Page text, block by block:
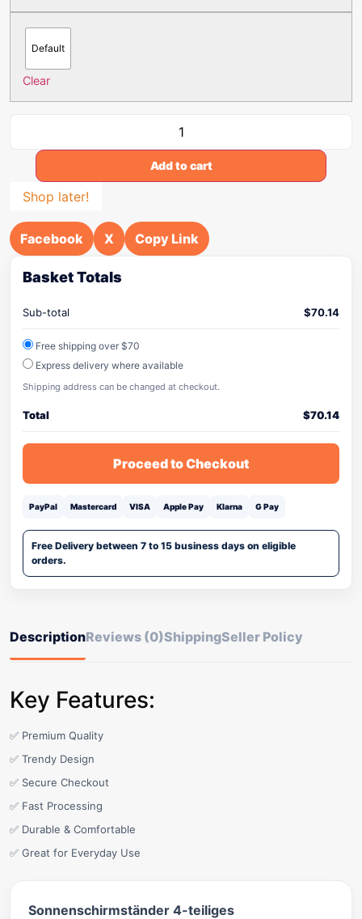
Default
Clear
Add to cart
Shop later!
Facebook X Copy Link
Basket Totals
Sub-total $70.14
Free shipping over $70
Express delivery where available
Shipping address can be changed at checkout.
Total $70.14
Proceed to Checkout
PayPal Mastercard VISA Apple Pay Klarna G Pay
Free Delivery between 7 to 15 business days on eligible
orders.
DescriptionReviews (0)ShippingSeller Policy
Key Features:
✅ Premium Quality
✅ Trendy Design
✅ Secure Checkout
✅ Fast Processing
✅ Durable & Comfortable
✅ Great for Everyday Use
Sonnenschirmständer 4-teiliges